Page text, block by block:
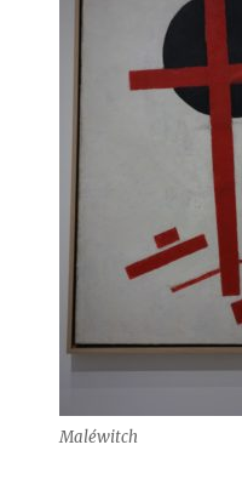
Maléwitch